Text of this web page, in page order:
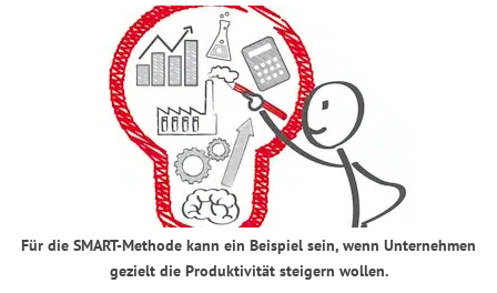
Für die SMART-Methode kann ein Beispiel sein, wenn Unternehmen
gezielt die Produktivität steigern wollen.